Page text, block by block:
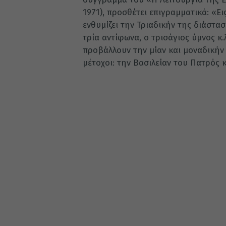
1971), προσθέτει επιγραμματικά:
ενθυμίζει την Τριαδικήν της
τρία αντίφωνα, ο τρισάγιος ύμνος
προβάλλουν την μίαν και
μέτοχοι: την Βασιλείαν του Πατρός